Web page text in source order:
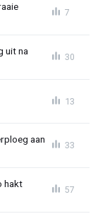
7
uit na
30
13
aan
33
hakt
57